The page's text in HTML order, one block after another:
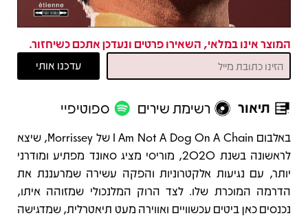
המוצר אינו במלאי, השאירו פרטים ונעדכן אתכם כשיחזור.
תיאור רשימת שירים ספוטיפיי
תיאור
באלבום I Am Not A Dog On A Chain של Morrissey, שיצא
לראשונה בשנת 2020, מוריסי מציג סאונד מפתיע ומודרני
יותר, עם נגיעות אלקטרוניות והפקה עשירה שמרעננת את
הדרמה המוכרת שלו. לצד הרוק המלנכולי שמזוהה איתו,
נכנסים כאן ביטים עכשוויים ואווירה מעט תיאטרלית, שמדגישה